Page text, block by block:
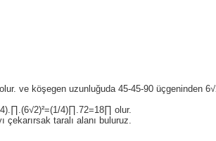
ve köşegen uzunluğuda 45-45-90 üçgeninden
4)∏.72=18∏ olur.
çekarırsak taralı alanı buluruz.